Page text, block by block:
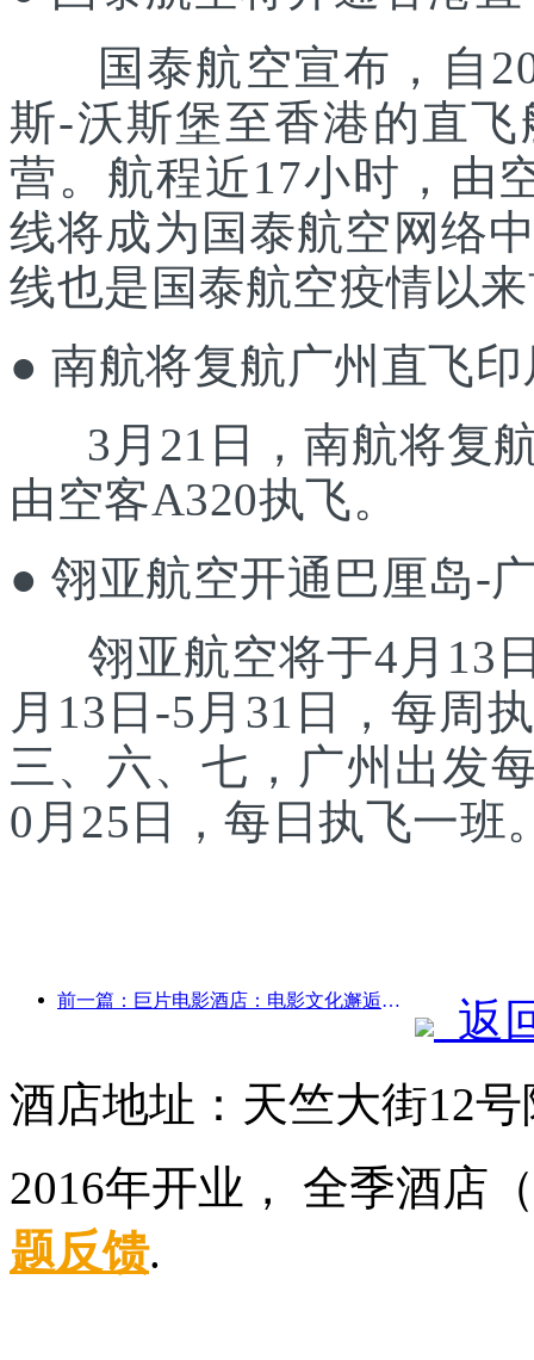
国泰航空宣布，自
斯-沃斯堡至香港的直
营。航程近17小时，由
线将成为国泰航空网络
线也是国泰航空疫情以
● 南航将复航广州直飞
3月21日，南航将复
由空客A320执飞。
● 翎亚航空开通巴厘岛-
翎亚航空将于4月13
月13日-5月31日，每周
三、六、七，广州出发
0月25日，每日执飞一班
前一篇：巨片电影酒店：电影文化邂逅住宿体验的创意融合
返
酒店地址：天竺大街12
2016年开业， 全季酒
题反馈.